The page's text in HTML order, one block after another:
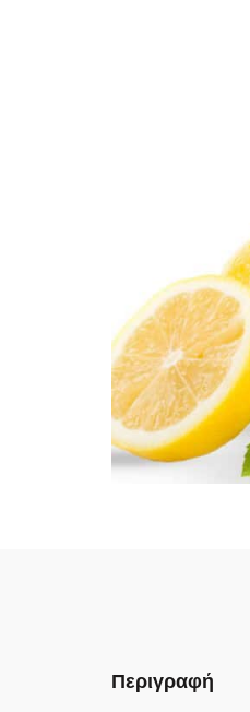
Περιγραφή